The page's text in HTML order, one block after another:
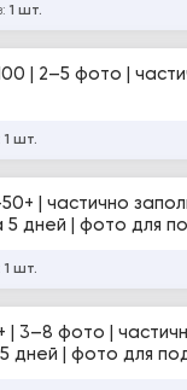
1 шт.
1 шт.
| регистрация по номеру
1 шт.
регистрация по номеру |